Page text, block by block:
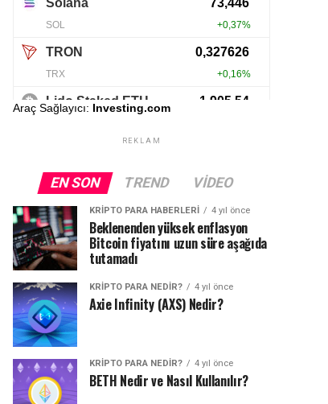
Araç Sağlayıcı: Investing.com
REKLAM
EN SON TREND VIDEO
KRIPTO PARA HABERLERI 4 yıl önce
Beklenenden yüksek enflasyon
Bitcoin fiyatını uzun süre aşağıda
tutamadı
KRIPTO PARA NEDIR? 4 yıl önce
Axie Infinity (AXS) Nedir?
KRIPTO PARA NEDIR? 4 yıl önce
BETH Nedir ve Nasıl Kullanılır?